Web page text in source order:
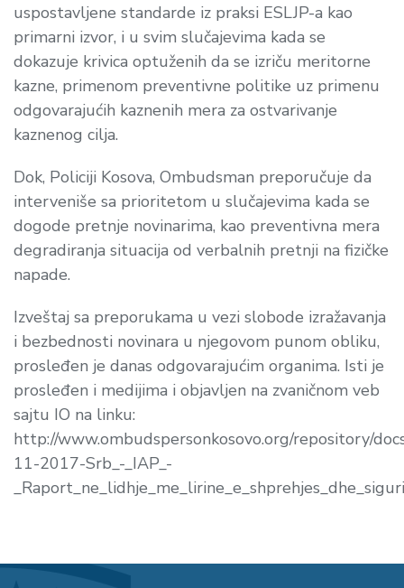
uspostavljene standarde iz praksi ESLJP-a kao
primarni izvor, i u svim slučajevima kada se
dokazuje krivica optuženih da se izriču meritorne
kazne, primenom preventivne politike uz primenu
odgovarajućih kaznenih mera za ostvarivanje
kaznenog cilja.
Dok, Policiji Kosova, Ombudsman preporučuje da
interveniše sa prioritetom u slučajevima kada se
dogode pretnje novinarima, kao preventivna mera
degradiranja situacija od verbalnih pretnji na fizičke
napade.
Izveštaj sa preporukama u vezi slobode izražavanja
i bezbednosti novinara u njegovom punom obliku,
prosleđen je danas odgovarajućim organima. Isti je
prosleđen i medijima i objavljen na zvaničnom veb
sajtu IO na linku:
http://www.ombudspersonkosovo.org/repository/
11-2017-Srb_-_IAP_-